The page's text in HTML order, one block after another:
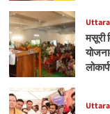
मसूरी